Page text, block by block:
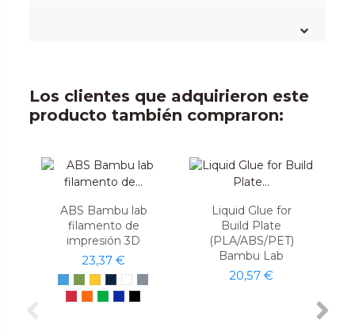
Los clientes que adquirieron este
producto también compraron:
ABS Bambu lab
filamento de
impresión 3D
23,37 €
Liquid Glue for
Build Plate
(PLA/ABS/PET)
Bambu Lab
20,57 €